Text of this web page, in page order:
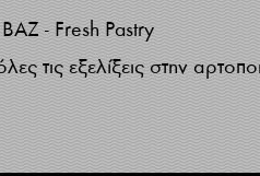
- Fresh Pastry
τις εξελίξεις στην